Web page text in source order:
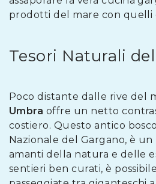
prodotti del mare con quelli
Tesori Naturali
Poco distante dalle rive del
Umbra offre un netto
costiero. Questo antico
Nazionale del Gargano, è
amanti della natura e delle
sentieri ben curati, è